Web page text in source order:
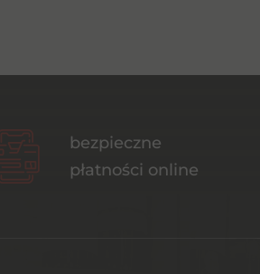
bezpieczne
płatności online